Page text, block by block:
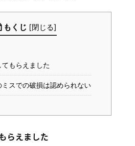
もくじ [閉じる]
もらえました
ミスでの破損は認められない
らえました